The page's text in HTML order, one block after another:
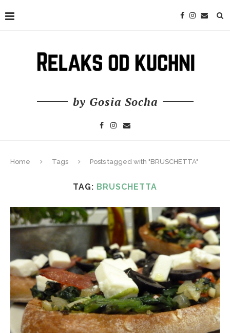
by Gosia Socha
Home Tags Posts tagged with "BRUSCHETTA"
TAG: BRUSCHETTA